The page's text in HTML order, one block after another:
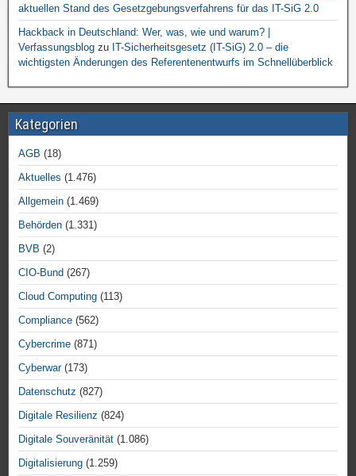
aktuellen Stand des Gesetzgebungsverfahrens für das IT-SiG 2.0
Hackback in Deutschland: Wer, was, wie und warum? |
Verfassungsblog zu IT-Sicherheitsgesetz (IT-SiG) 2.0 – die
wichtigsten Änderungen des Referentenentwurfs im Schnellüberblick
Kategorien
AGB (18)
Aktuelles (1.476)
Allgemein (1.469)
Behörden (1.331)
BVB (2)
CIO-Bund (267)
Cloud Computing (113)
Compliance (562)
Cybercrime (871)
Cyberwar(173)
Datenschutz (827)
Digitale Resilienz (824)
Digitale Souveränität (1.086)
Digitalisierung (1.259)